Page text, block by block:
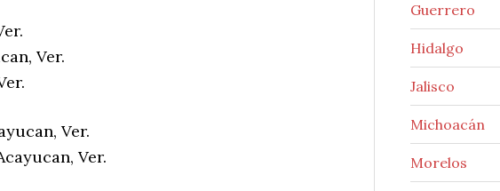
Ver.
Ver.
Ver.
Guerrero
Hidalgo
Jalisco
Michoacán
Morelos